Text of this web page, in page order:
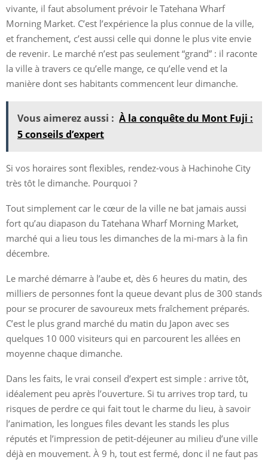
vivante, il faut absolument prévoir le Tatehana Wharf
Morning Market. C’est l’expérience la plus connue de la ville,
et franchement, c’est aussi celle qui donne le plus vite envie
de revenir. Le marché n’est pas seulement “grand” : il raconte
la ville à travers ce qu’elle mange, ce qu’elle vend et la
manière dont ses habitants commencent leur dimanche.
Vous aimerez aussi : À la conquête du Mont Fuji :
5 conseils d’expert
Si vos horaires sont flexibles, rendez-vous à Hachinohe City
très tôt le dimanche. Pourquoi ?
Tout simplement car le cœur de la ville ne bat jamais aussi
fort qu’au diapason du Tatehana Wharf Morning Market,
marché qui a lieu tous les dimanches de la mi-mars à la fin
décembre.
Le marché démarre à l’aube et, dès 6 heures du matin, des
milliers de personnes font la queue devant plus de 300 stands
pour se procurer de savoureux mets fraîchement préparés.
C’est le plus grand marché du matin du Japon avec ses
quelques 10 000 visiteurs qui en parcourent les allées en
moyenne chaque dimanche.
Dans les faits, le vrai conseil d’expert est simple : arrive tôt,
idéalement peu après l’ouverture. Si tu arrives trop tard, tu
risques de perdre ce qui fait tout le charme du lieu, à savoir
l’animation, les longues files devant les stands les plus
réputés et l’impression de petit-déjeuner au milieu d’une ville
déjà en mouvement. À 9 h, tout est fermé, donc il ne faut pas